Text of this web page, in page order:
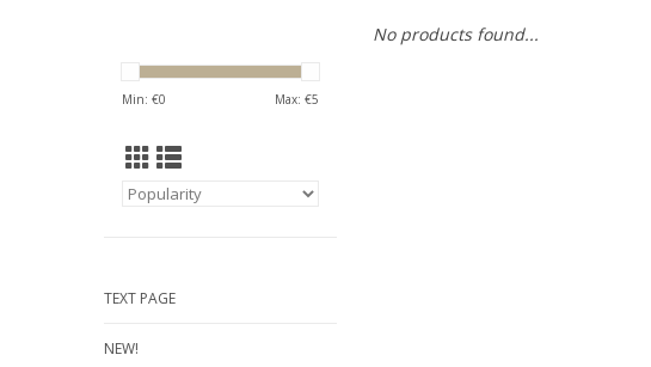
Min: €0 Max: €5
TEXT PAGE
NEW!
No products found...